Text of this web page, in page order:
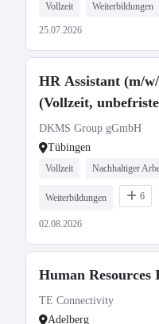
Vollzeit Weiterbildungen
25.07.2026
HR Assistant (m/
(Vollzeit,
DKMS Group gGmbH
Tübingen
Vollzeit Nachhaltiger
Weiterbildungen 6
02.08.2026
Human
TE Connectivity
Adelberg